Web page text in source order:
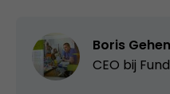
Boris
CEO bij